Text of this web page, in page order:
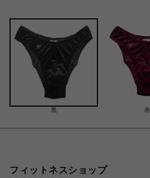
黒 赤
フィットネスショップ